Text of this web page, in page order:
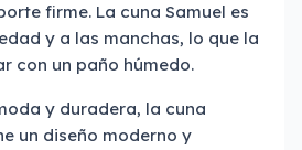
firme. La cuna Samuel es
y a las manchas, lo que la
con un paño húmedo.
y duradera, la cuna
un diseño moderno y